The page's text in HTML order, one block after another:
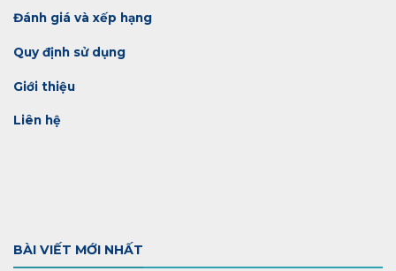
Đánh giá và xếp hạng
Quy định sử dụng
Giới thiệu
Liên hệ
BÀI VIẾT MỚI NHẤT